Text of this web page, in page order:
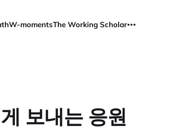
W-momentsThe Working Scholar
보내는 응원